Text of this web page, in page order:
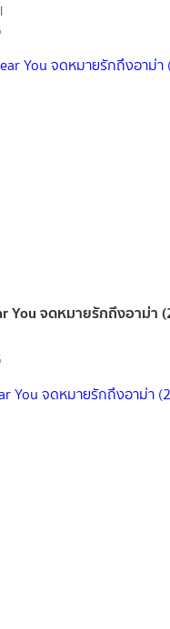
You จดหมายรักถึงอาม่า